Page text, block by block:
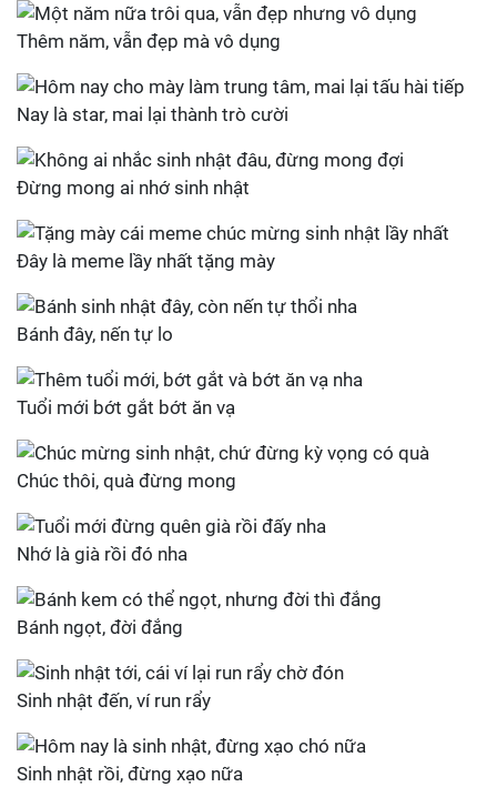
Thêm năm, vẫn đẹp mà vô dụng
Nay là star, mai lại thành trò cười
Đừng mong ai nhớ sinh nhật
Đây là meme lầy nhất tặng mày
Bánh đây, nến tự lo
Tuổi mới bớt gắt bớt ăn vạ
Chúc thôi, quà đừng mong
Nhớ là già rồi đó nha
Bánh ngọt, đời đắng
Sinh nhật đến, ví run rẩy
Sinh nhật rồi, đừng xạo nữa